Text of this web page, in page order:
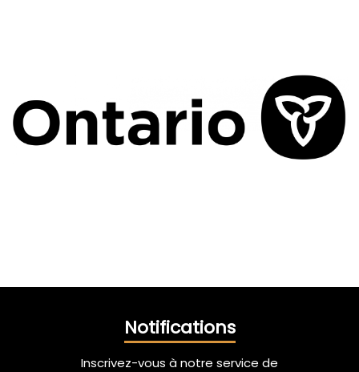
Notifications
Inscrivez-vous à notre service de